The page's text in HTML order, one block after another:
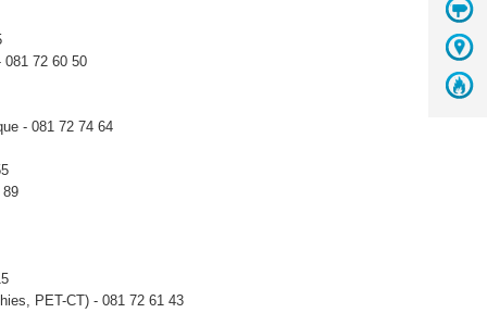
081 72 60 50
- 081 72 74 64
89
PET-CT) - 081 72 61 43